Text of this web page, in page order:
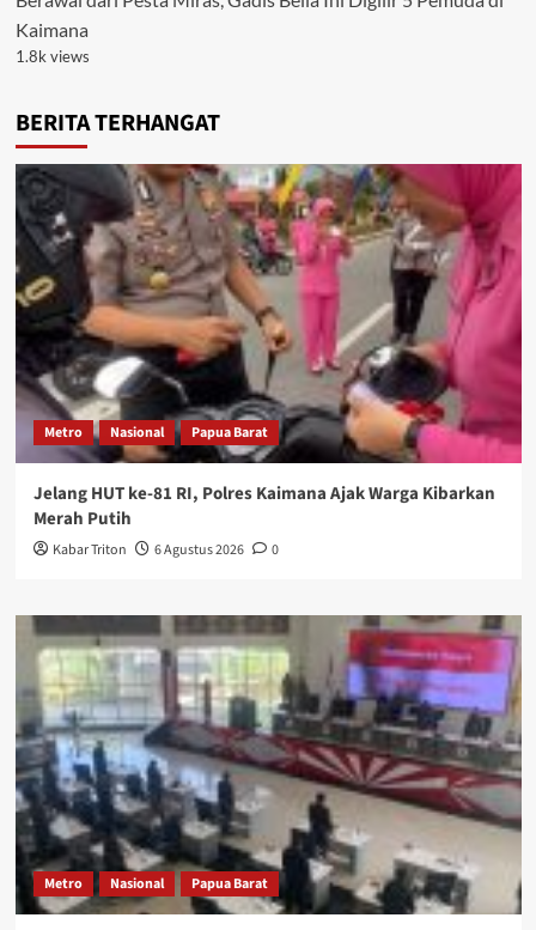
Kaimana
1.8k views
BERITA TERHANGAT
Metro Nasional Papua Barat
Jelang HUT ke-81 RI, Polres Kaimana Ajak Warga Kibarkan
Merah Putih
Kabar Triton 6 Agustus 2026 0
Metro Nasional Papua Barat